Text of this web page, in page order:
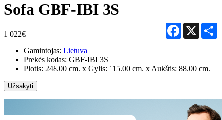
Sofa GBF-IBI 3S
1 022€
Facebook
X
Gamintojas: Lietuva
Prekės kodas: GBF-IBI 3S
Plotis: 248.00 cm. x Gylis: 115.00 cm. x Aukštis: 88.00 cm.
Užsakyti